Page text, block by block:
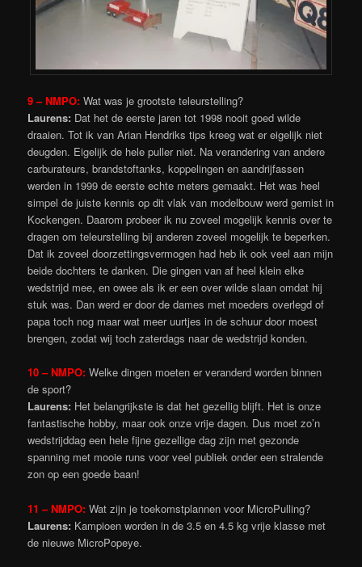
9 – NMPO: Wat was je grootste teleurstelling?
Laurens: Dat het de eerste jaren tot 1998 nooit goed wilde
draaien. Tot ik van Arian Hendriks tips kreeg wat er eigelijk niet
deugden. Eigelijk de hele puller niet. Na verandering van andere
carburateurs, brandstoftanks, koppelingen en aandrijfassen
werden in 1999 de eerste echte meters gemaakt. Het was heel
simpel de juiste kennis op dit vlak van modelbouw werd gemist in
Kockengen. Daarom probeer ik nu zoveel mogelijk kennis over te
dragen om teleurstelling bij anderen zoveel mogelijk te beperken.
Dat ik zoveel doorzettingsvermogen had heb ik ook veel aan mijn
beide dochters te danken. Die gingen van af heel klein elke
wedstrijd mee, en owee als ik er een over wilde slaan omdat hij
stuk was. Dan werd er door de dames met moeders overlegd of
papa toch nog maar wat meer uurtjes in de schuur door moest
brengen, zodat wij toch zaterdags naar de wedstrijd konden.
10 – NMPO: Welke dingen moeten er veranderd worden binnen
de sport?
Laurens: Het belangrijkste is dat het gezellig blijft. Het is onze
fantastische hobby, maar ook onze vrije dagen. Dus moet zo’n
wedstrijddag een hele fijne gezellige dag zijn met gezonde
spanning met mooie runs voor veel publiek onder een stralende
zon op een goede baan!
11 – NMPO: Wat zijn je toekomstplannen voor MicroPulling?
Laurens: Kampioen worden in de 3.5 en 4.5 kg vrije klasse met
de nieuwe MicroPopeye.